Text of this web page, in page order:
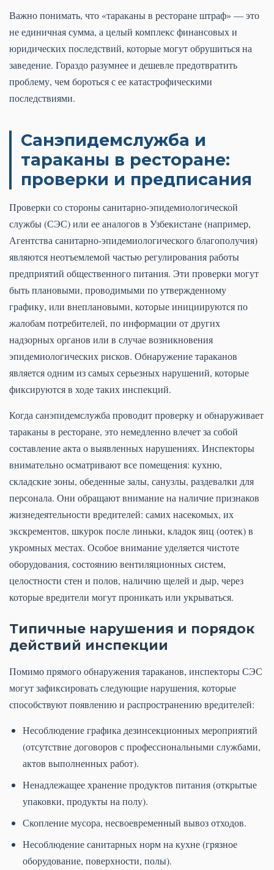
Важно понимать, что «тараканы в ресторане штраф» — это
не единичная сумма, а целый комплекс финансовых и
юридических последствий, которые могут обрушиться на
заведение. Гораздо разумнее и дешевле предотвратить
проблему, чем бороться с ее катастрофическими
последствиями.
Санэпидемслужба и
тараканы в ресторане:
проверки и предписания
Проверки со стороны санитарно-эпидемиологической
службы (СЭС) или ее аналогов в Узбекистане (например,
Агентства санитарно-эпидемиологического благополучия)
являются неотъемлемой частью регулирования работы
предприятий общественного питания. Эти проверки могут
быть плановыми, проводимыми по утвержденному
графику, или внеплановыми, которые инициируются по
жалобам потребителей, по информации от других
надзорных органов или в случае возникновения
эпидемиологических рисков. Обнаружение тараканов
является одним из самых серьезных нарушений, которые
фиксируются в ходе таких инспекций.
Когда санэпидемслужба проводит проверку и обнаруживает
тараканы в ресторане, это немедленно влечет за собой
составление акта о выявленных нарушениях. Инспекторы
внимательно осматривают все помещения: кухню,
складские зоны, обеденные залы, санузлы, раздевалки для
персонала. Они обращают внимание на наличие признаков
жизнедеятельности вредителей: самих насекомых, их
экскрементов, шкурок после линьки, кладок яиц (оотек) в
укромных местах. Особое внимание уделяется чистоте
оборудования, состоянию вентиляционных систем,
целостности стен и полов, наличию щелей и дыр, через
которые вредители могут проникать или укрываться.
Типичные нарушения и порядок
действий инспекции
Помимо прямого обнаружения тараканов, инспекторы СЭС
могут зафиксировать следующие нарушения, которые
способствуют появлению и распространению вредителей:
Несоблюдение графика дезинсекционных мероприятий
(отсутствие договоров с профессиональными службами,
актов выполненных работ).
Ненадлежащее хранение продуктов питания (открытые
упаковки, продукты на полу).
Скопление мусора, несвоевременный вывоз отходов.
Несоблюдение санитарных норм на кухне (грязное
оборудование, поверхности, полы).